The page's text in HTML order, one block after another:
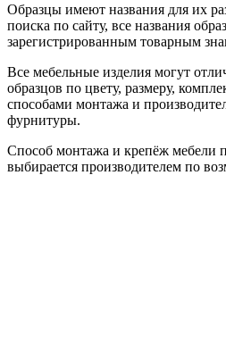
Образцы имеют названия для их
поиска по сайту, все названия
зарегистрированным товарным
Все мебельные изделия могут
образцов по цвету, размеру,
способами монтажа и
фурнитуры.
Способ монтажа и крепёж мебели
выбирается производителем по